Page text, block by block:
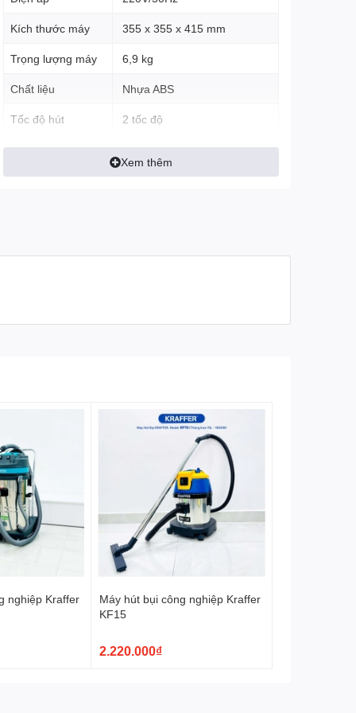
Kích thước máy 355 x 355 x 415 mm
Trọng lượng máy 6,9 kg
Chất liệu Nhựa ABS
Tốc độ hút 2 tốc độ
Xem thêm
nghiệp Kraffer
Máy hút bụi công nghiệp Kraffer
KF15
2.220.000₫